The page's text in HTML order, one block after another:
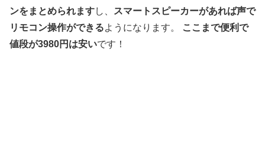
ンをまとめられますし、
スマートスピーカーがあれば声で
リモコン操作ができるようになります。
ここまで便利で
値段が3980円は安いです！